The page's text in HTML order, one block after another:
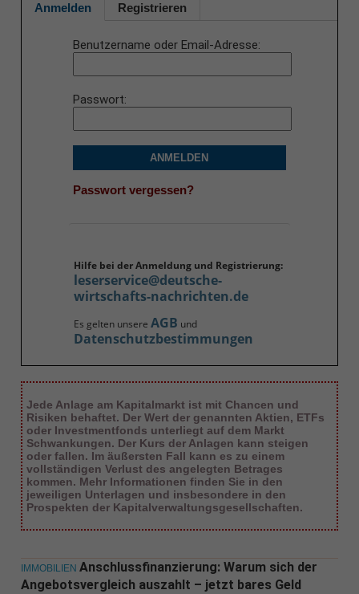
Anmelden Registrieren
Benutzername oder Email-Adresse
Passwort
ANMELDEN
Passwort vergessen?
Hilfe bei der Anmeldung und Registrierung:
leserservice@deutsche-
wirtschafts-nachrichten.de
Es gelten unsere AGB und
Datenschutzbestimmungen
Jede Anlage am Kapitalmarkt ist mit Chancen und
Risiken behaftet. Der Wert der genannten Aktien, ETFs
oder Investmentfonds unterliegt auf dem Markt
Schwankungen. Der Kurs der Anlagen kann steigen
oder fallen. Im äußersten Fall kann es zu einem
vollständigen Verlust des angelegten Betrages
kommen. Mehr Informationen finden Sie in den
jeweiligen Unterlagen und insbesondere in den
Prospekten der Kapitalverwaltungsgesellschaften.
IMMOBILIEN Anschlussfinanzierung: Warum sich der
Angebotsvergleich auszahlt – jetzt bares Geld